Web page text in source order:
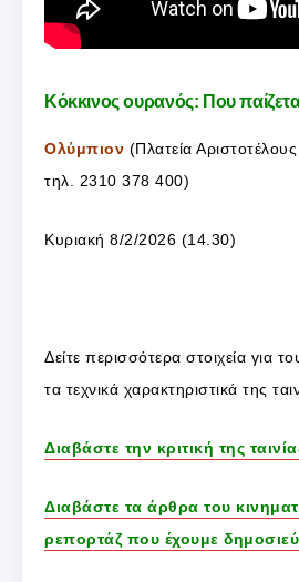
Κόκκινος ουρανός: Που
Ολύμπιον (Πλατεία
τηλ. 2310 378 400)
Κυριακή 8/2/2026 (14.30)
Δείτε περισσότερα στοιχεία για
τα τεχνικά χαρακτηριστικά της
Διαβάστε την κριτική της
Διαβάστε τα άρθρα του
ρεπορτάζ που έχουμε